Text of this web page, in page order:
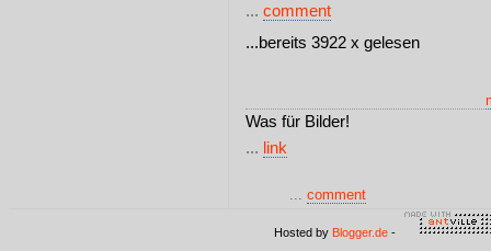
... comment
...bereits 3922 x gelesen
Was für Bilder!
... link
... comment
Hosted by Blogger.de -